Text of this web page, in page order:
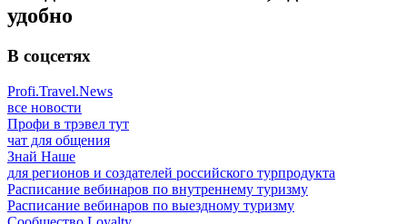
удобно
В соцсетях
Profi.Travel.News
все новости
Профи в трэвел тут
чат для общения
Знай Наше
для регионов и создателей российского турпродукта
Расписание вебинаров по внутреннему туризму
Расписание вебинаров по выездному туризму